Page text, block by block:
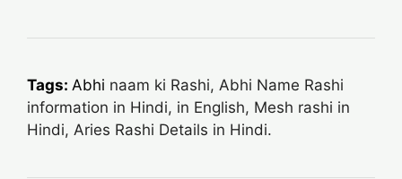
Tags: Abhi naam ki Rashi, Abhi Name Rashi
information in Hindi, in English, Mesh rashi in
Hindi, Aries Rashi Details in Hindi.